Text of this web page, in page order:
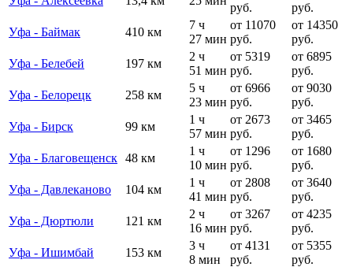
руб.
руб.
Уфа - Баймак
410 км
7 ч
27 мин
от 11070
руб.
от 14350
руб.
Уфа - Белебей
197 км
2 ч
51 мин
от 5319
руб.
от 6895
руб.
Уфа - Белорецк
258 км
5 ч
23 мин
от 6966
руб.
от 9030
руб.
Уфа - Бирск
99 км
1 ч
57 мин
от 2673
руб.
от 3465
руб.
Уфа - Благовещенск 48 км
1 ч
10 мин
от 1296
руб.
от 1680
руб.
Уфа - Давлеканово
104 км
1 ч
41 мин
от 2808
руб.
от 3640
руб.
Уфа - Дюртюли
121 км
2 ч
16 мин
от 3267
руб.
от 4235
руб.
Уфа - Ишимбай
153 км
3 ч
8 мин
от 4131
руб.
от 5355
руб.